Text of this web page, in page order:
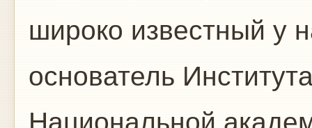
широко известный у
основатель